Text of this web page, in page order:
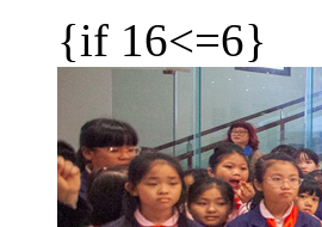
{if 16<=6}